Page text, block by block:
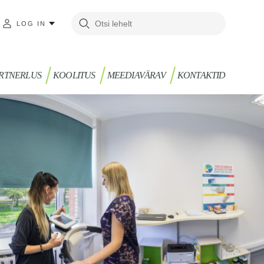
LOG IN
KOOLITUS MEEDIAVÄRAV KONTAKTID